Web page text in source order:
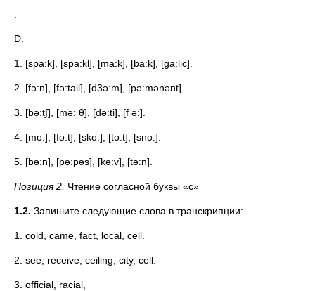
D.
1. [spa:k], [spa:kl], [ma:k], [ba:k], [ga:lic].
2. [fə:n], [fə:tail], [d3ə:m], [pə:mənənt].
3. [bə:t∫], [mə: θ], [də:ti], [f ə:].
4. [mo:], [fo:t], [sko:], [to:t], [sno:].
5. [bə:n], [pə:pəs], [kə:v], [tə:n].
Позиция 2. Чтение согласной буквы «с»
1.2. Запишите следующие слова в транскрипции:
1. cold, came, fact, local, cell.
2. see, receive, ceiling, city, cell.
3. official, racial,